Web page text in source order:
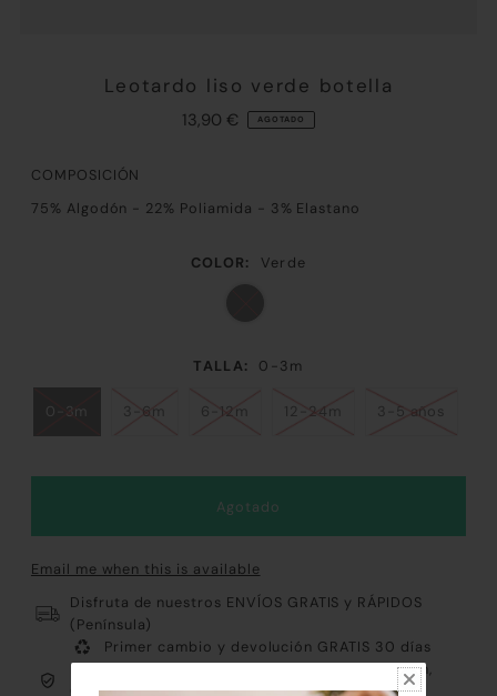
Leotardo liso verde botella
13,90 € AGOTADO
COMPOSICIÓN
75% Algodón - 22% Poliamida - 3% Elastano
COLOR: Verde
TALLA: 0-3m
0-3m 3-6m 6-12m 12-24m 3-5 años
Email me when this is available
Disfruta de nuestros ENVÍOS GRATIS y RÁPIDOS
(Península)
Primer cambio y devolución GRATIS 30 días
Pago 100% Fácil y Seguro: Tarjeta, Paypal, Bizum,
Contrareembolso y Klarna